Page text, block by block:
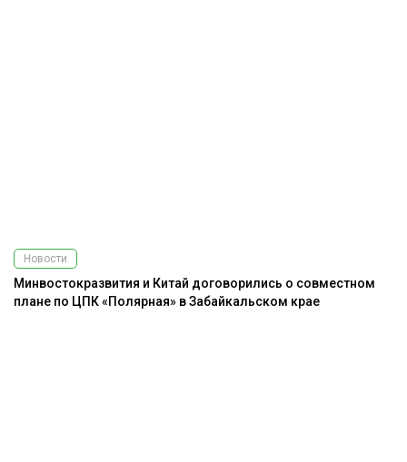
Новости
Минвостокразвития и Китай договорились о совместном
плане по ЦПК «Полярная» в Забайкальском крае